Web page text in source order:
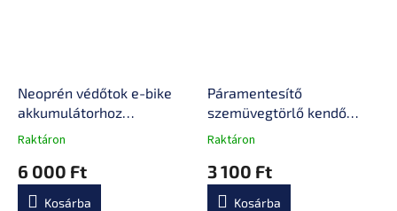
Neoprén védőtok e-bike
akkumulátorhoz
inSPORTline Bikoper, védi
200 g
A
átlagos
értékelése
Raktáron
6 000 Ft
Kosárba
Páramentesítő
szemüvegtörlő kendő
inSPORTline Streep,
48 órás hatás, 15 x 17 cm
A
átlagos
értékelése
Raktáron
3 100 Ft
Kosárba